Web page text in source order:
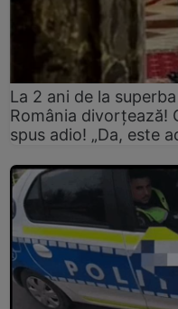
La 2 ani de la
România divorțează!
spus adio! „Da, este